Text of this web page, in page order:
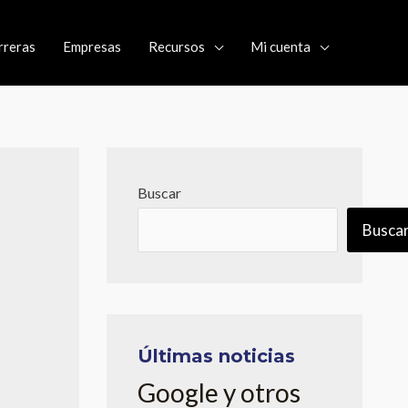
Empresas Recursos Mi cuenta
Buscar
Últimas noticias
Google y otros